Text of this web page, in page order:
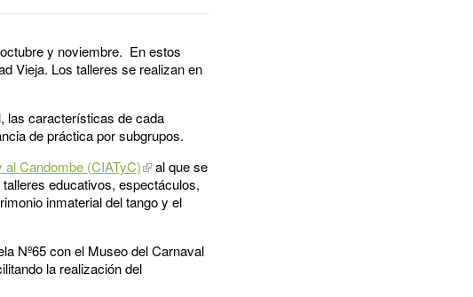
y noviembre. En estos
Vieja. Los talleres se realizan en
las características de cada
de práctica por subgrupos.
Candombe (CIATyC)
al que se
educativos, espectáculos,
inmaterial del tango y el
Nº65 con el Museo del Carnaval
la realización del